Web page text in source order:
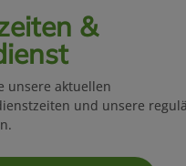
&
unsere aktuellen
und unsere